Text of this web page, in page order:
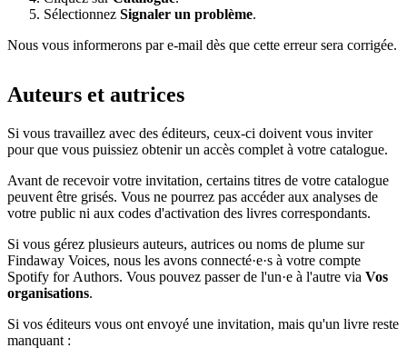
Sélectionnez Signaler un problème.
Nous vous informerons par e-mail dès que cette erreur sera corrigée.
Auteurs et autrices
Si vous travaillez avec des éditeurs, ceux-ci doivent vous inviter
pour que vous puissiez obtenir un accès complet à votre catalogue.
Avant de recevoir votre invitation, certains titres de votre catalogue
peuvent être grisés. Vous ne pourrez pas accéder aux analyses de
votre public ni aux codes d'activation des livres correspondants.
Si vous gérez plusieurs auteurs, autrices ou noms de plume sur
Findaway Voices, nous les avons connecté·e·s à votre compte
Spotify for Authors. Vous pouvez passer de l'un·e à l'autre via Vos
organisations.
Si vos éditeurs vous ont envoyé une invitation, mais qu'un livre reste
manquant :